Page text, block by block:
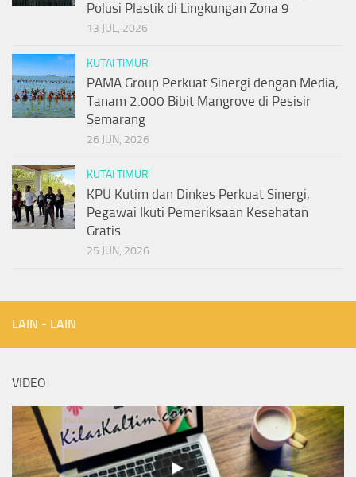
Polusi Plastik di Lingkungan Zona 9
13 JUL, 2026
KUTAI TIMUR
PAMA Group Perkuat Sinergi dengan Media,
Tanam 2.000 Bibit Mangrove di Pesisir
Semarang
26 JUN, 2026
KUTAI TIMUR
KPU Kutim dan Dinkes Perkuat Sinergi,
Pegawai Ikuti Pemeriksaan Kesehatan
Gratis
25 JUN, 2026
LAIN - LAIN
VIDEO